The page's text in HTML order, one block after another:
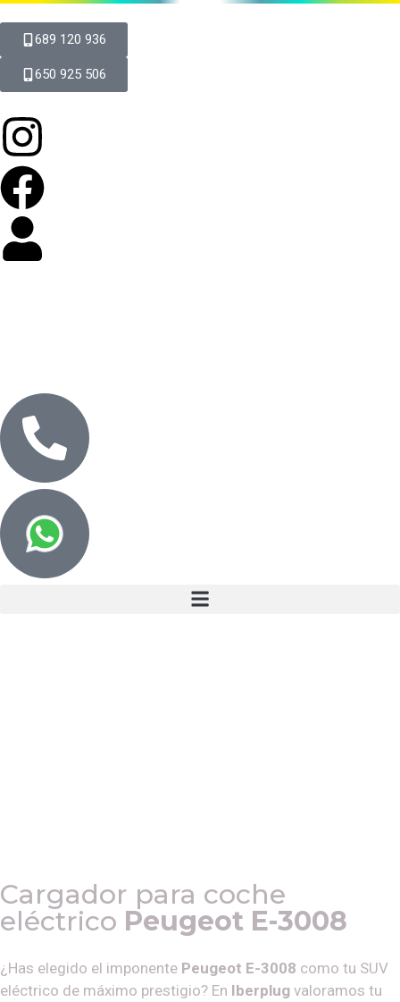
689 120 936
650 925 506
Cargador para coche
eléctrico Peugeot E-3008
¿Has elegido el imponente Peugeot E-3008 como tu SUV
eléctrico de máximo prestigio? En Iberplug valoramos tu